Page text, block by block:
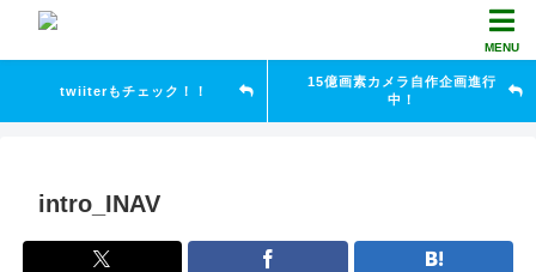
MENU
twiiterもチェック！！
15億画素カメラ自作企画進行
中！
intro_INAV